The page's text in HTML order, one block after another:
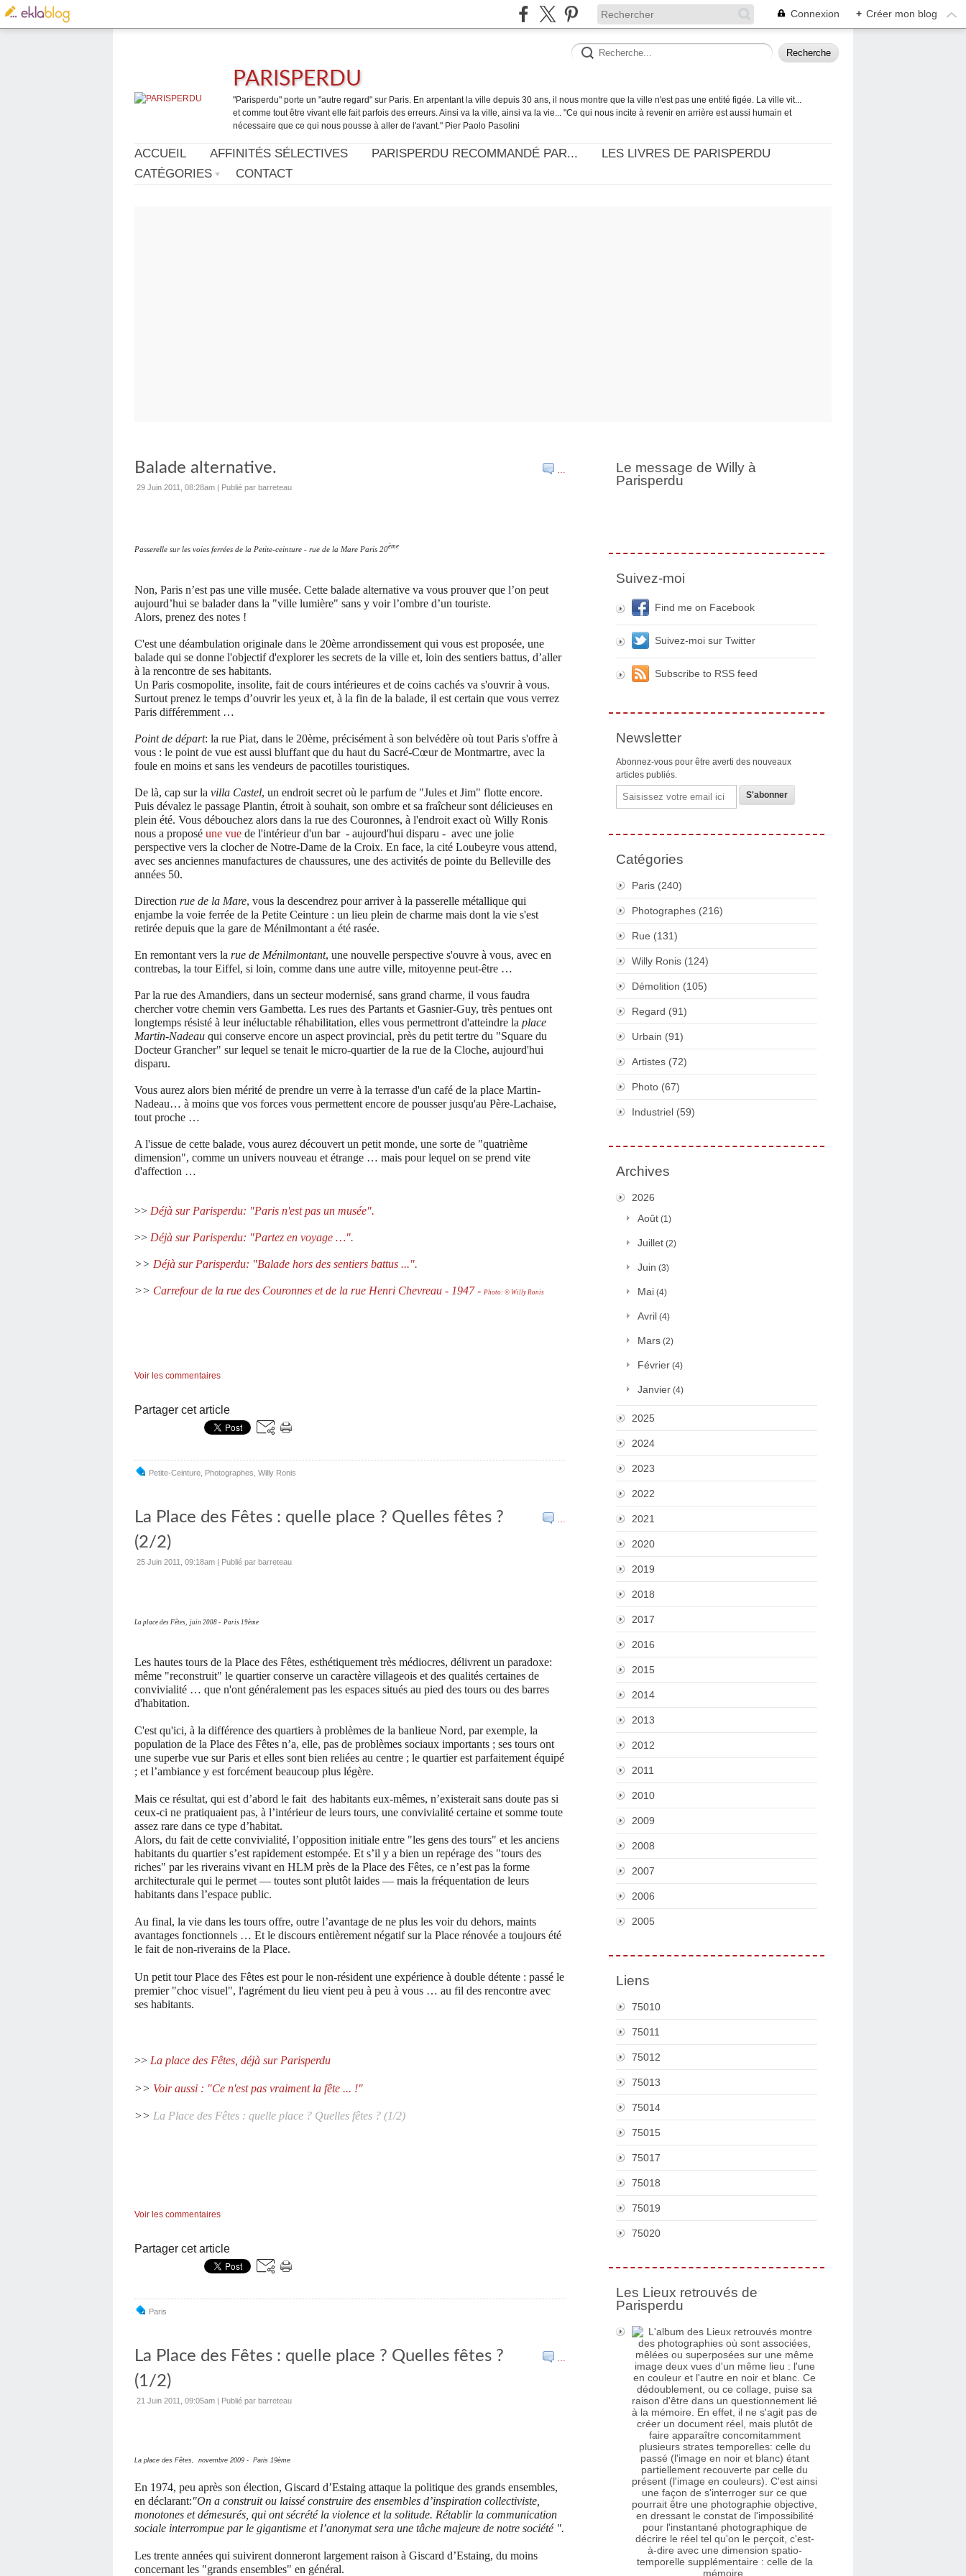
Connexion + Créer mon blog
PARISPERDU
"Parisperdu" porte un "autre regard" sur Paris. En arpentant la ville depuis 30 ans, il nous montre que la ville n'est pas une entité figée. La ville vit...
et comme tout être vivant elle fait parfois des erreurs. Ainsi va la ville, ainsi va la vie... "Ce qui nous incite à revenir en arrière est aussi humain et
nécessaire que ce qui nous pousse à aller de l'avant." Pier Paolo Pasolini
ACCUEIL AFFINITÉS SÉLECTIVES PARISPERDU RECOMMANDÉ PAR...
LES LIVRES DE PARISPERDU
CATÉGORIES
CONTACT
…
Balade alternative.
29 Juin 2011, 08:28am | Publié par barreteau
Passerelle sur les voies ferrées de la Petite-ceinture - rue de la Mare Paris 20ème
Non, Paris n’est pas une ville musée. Cette balade alternative va vous prouver que l’on peut
aujourd’hui se balader dans la "ville lumière" sans y voir l’ombre d’un touriste.
Alors, prenez des notes !
C'est une déambulation originale dans le 20ème arrondissement qui vous est proposée, une
balade qui se donne l'objectif d'explorer les secrets de la ville et, loin des sentiers battus, d’aller
à la rencontre de ses habitants.
Un Paris cosmopolite, insolite, fait de cours intérieures et de coins cachés va s'ouvrir à vous.
Surtout prenez le temps d’ouvrir les yeux et, à la fin de la balade, il est certain que vous verrez
Paris différemment …
Point de départ: la rue Piat, dans le 20ème, précisément à son belvédère où tout Paris s'offre à
vous : le point de vue est aussi bluffant que du haut du Sacré-Cœur de Montmartre, avec la
foule en moins et sans les vendeurs de pacotilles touristiques.
De là, cap sur la villa Castel, un endroit secret où le parfum de "Jules et Jim" flotte encore.
Puis dévalez le passage Plantin, étroit à souhait, son ombre et sa fraîcheur sont délicieuses en
plein été. Vous débouchez alors dans la rue des Couronnes, à l'endroit exact où Willy Ronis
nous a proposé une vue de l'intérieur d'un bar - aujourd'hui disparu - avec une jolie
perspective vers la clocher de Notre-Dame de la Croix. En face, la cité Loubeyre vous attend,
avec ses anciennes manufactures de chaussures, une des activités de pointe du Belleville des
années 50.
Direction rue de la Mare, vous la descendrez pour arriver à la passerelle métallique qui
enjambe la voie ferrée de la Petite Ceinture : un lieu plein de charme mais dont la vie s'est
retirée depuis que la gare de Ménilmontant a été rasée.
En remontant vers la rue de Ménilmontant, une nouvelle perspective s'ouvre à vous, avec en
contrebas, la tour Eiffel, si loin, comme dans une autre ville, mitoyenne peut-être …
Par la rue des Amandiers, dans un secteur modernisé, sans grand charme, il vous faudra
chercher votre chemin vers Gambetta. Les rues des Partants et Gasnier-Guy, très pentues ont
longtemps résisté à leur inéluctable réhabilitation, elles vous permettront d'atteindre la place
Martin-Nadeau qui conserve encore un aspect provincial, près du petit tertre du "Square du
Docteur Grancher" sur lequel se tenait le micro-quartier de la rue de la Cloche, aujourd'hui
disparu.
Vous aurez alors bien mérité de prendre un verre à la terrasse d'un café de la place Martin-
Nadeau… à moins que vos forces vous permettent encore de pousser jusqu'au Père-Lachaise,
tout proche …
A l'issue de cette balade, vous aurez découvert un petit monde, une sorte de "quatrième
dimension", comme un univers nouveau et étrange … mais pour lequel on se prend vite
d'affection …
>> Déjà sur Parisperdu: "Paris n'est pas un musée".
>> Déjà sur Parisperdu: "Partez en voyage …".
>> Déjà sur Parisperdu: "Balade hors des sentiers battus ...".
>> Carrefour de la rue des Couronnes et de la rue Henri Chevreau - 1947 - Photo: © Willy Ronis
Voir les commentaires
Partager cet article
Petite-Ceinture Photographes Willy Ronis
La Place des Fêtes : quelle place ? Quelles fêtes ?
(2/2)
25 Juin 2011, 09:18am | Publié par barreteau
La place des Fêtes, juin 2008 - Paris 19ème
Les hautes tours de la Place des Fêtes, esthétiquement très médiocres, délivrent un paradoxe:
même "reconstruit" le quartier conserve un caractère villageois et des qualités certaines de
convivialité … que n'ont généralement pas les espaces situés au pied des tours ou des barres
d'habitation.
C'est qu'ici, à la différence des quartiers à problèmes de la banlieue Nord, par exemple, la
population de la Place des Fêtes n’a, elle, pas de problèmes sociaux importants ; ses tours ont
une superbe vue sur Paris et elles sont bien reliées au centre ; le quartier est parfaitement équipé
; et l’ambiance y est forcément beaucoup plus légère.
Mais ce résultat, qui est d’abord le fait des habitants eux-mêmes, n’existerait sans doute pas si
ceux-ci ne pratiquaient pas, à l’intérieur de leurs tours, une convivialité certaine et somme toute
assez rare dans ce type d’habitat.
Alors, du fait de cette convivialité, l’opposition initiale entre "les gens des tours" et les anciens
habitants du quartier s’est rapidement estompée. Et s’il y a bien un repérage des "tours des
riches" par les riverains vivant en HLM près de la Place des Fêtes, ce n’est pas la forme
architecturale qui le permet — toutes sont plutôt laides — mais la fréquentation de leurs
habitants dans l’espace public.
Au final, la vie dans les tours offre, outre l’avantage de ne plus les voir du dehors, maints
avantages fonctionnels … Et le discours entièrement négatif sur la Place rénovée a toujours été
le fait de non-riverains de la Place.
Un petit tour Place des Fêtes est pour le non-résident une expérience à double détente : passé le
premier "choc visuel", l'agrément du lieu vient peu à peu à vous … au fil des rencontre avec
ses habitants.
>> La place des Fêtes, déjà sur Parisperdu
>> Voir aussi : "Ce n'est pas vraiment la fête ... !"
>> La Place des Fêtes : quelle place ? Quelles fêtes ? (1/2)
Voir les commentaires
Partager cet article
Paris
La Place des Fêtes : quelle place ? Quelles fêtes ?
(1/2)
21 Juin 2011, 09:05am | Publié par barreteau
La place des Fêtes, novembre 2009 - Paris 19ème
En 1974, peu après son élection, Giscard d’Estaing attaque la politique des grands ensembles,
en déclarant:"On a construit ou laissé construire des ensembles d’inspiration collectiviste,
monotones et démesurés, qui ont sécrété la violence et la solitude. Rétablir la communication
sociale interrompue par le gigantisme et l’anonymat sera une tâche majeure de notre société ".
Les trente années qui suivirent donneront largement raison à Giscard d’Estaing, du moins
concernant les "grands ensembles" en général.
Le message de Willy à
Parisperdu
Suivez-moi
Find me on Facebook
Suivez-moi sur Twitter
Subscribe to RSS feed
Newsletter
Abonnez-vous pour être averti des nouveaux
articles publiés.
Email
Catégories
Paris (240)
Photographes (216)
Rue (131)
Willy Ronis (124)
Démolition (105)
Regard (91)
Urbain (91)
Artistes (72)
Photo (67)
Industriel (59)
Archives
2026
Août (1)
Juillet (2)
Juin (3)
Mai (4)
Avril (4)
Mars (2)
Février (4)
Janvier (4)
2025
2024
2023
2022
2021
2020
2019
2018
2017
2016
2015
2014
2013
2012
2011
2010
2009
2008
2007
2006
2005
Liens
75010
75011
75012
75013
75014
75015
75017
75018
75019
75020
Les Lieux retrouvés de
Parisperdu